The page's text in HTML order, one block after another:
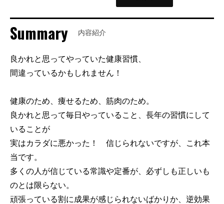
Summary 内容紹介
良かれと思ってやっていた健康習慣、
間違っているかもしれません！
健康のため、痩せるため、筋肉のため。
良かれと思って毎日やっていること、長年の習慣にして
いることが
実はカラダに悪かった！ 信じられないですが、これ本
当です。
多くの人が信じている常識や定番が、必ずしも正しいも
のとは限らない。
頑張っている割に成果が感じられないばかりか、逆効果